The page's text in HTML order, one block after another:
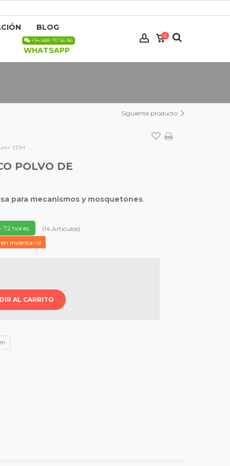
BLOG
WHATSAPP
+34 688 70 56 86
0
Siguiente producto
EDM
POLVO DE
para mecanismos y mosquetones.
72 horas. (14 Artículos)
inventario!
AL CARRITO